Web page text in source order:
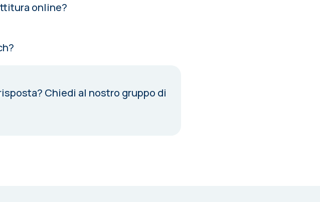
online?
Chiedi al nostro gruppo di